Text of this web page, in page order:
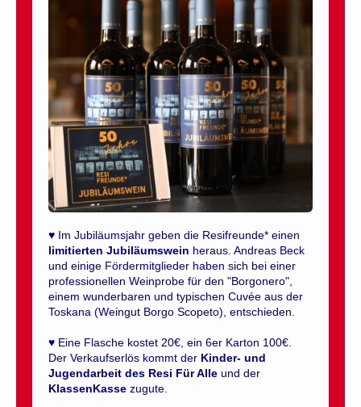
♥ Im Jubiläumsjahr geben die Resifreunde* einen
limitierten Jubiläumswein heraus. Andreas Beck
und einige Fördermitglieder haben sich bei einer
professionellen Weinprobe für den "Borgonero",
einem wunderbaren und typischen Cuvée aus der
Toskana (Weingut Borgo Scopeto), entschieden.
♥ Eine Flasche kostet 20€, ein 6er Karton 100€.
Der Verkaufserlös kommt der Kinder- und
Jugendarbeit des Resi Für Alle und der
KlassenKasse zugute.